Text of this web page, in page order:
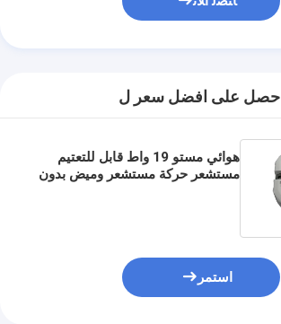
احصل على افضل سعر ل
هوائي مستو 19 واط قابل للتعتيم
مستشعر حركة مستشعر وميض بدون
استمر